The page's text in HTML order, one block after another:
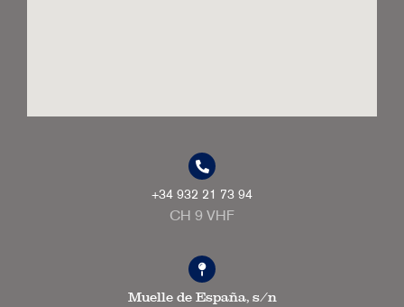
+34 932 21 73 94
CH 9 VHF
Muelle de España, s/n